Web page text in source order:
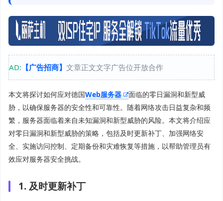
AD: 【广告招商】 文章正文文字广告位开放合作
本文将探讨如何应对德国Web服务器
面临的零日漏洞和新型威
胁，以确保服务器的安全性和可靠性。随着网络攻击日益复杂和频
繁，服务器面临着来自未知漏洞和新型威胁的风险。本文将介绍应
对零日漏洞和新型威胁的策略，包括及时更新补丁、加强网络安
全、实施访问控制、定期备份和灾难恢复等措施，以帮助管理员有
效应对服务器安全挑战。
1. 及时更新补丁